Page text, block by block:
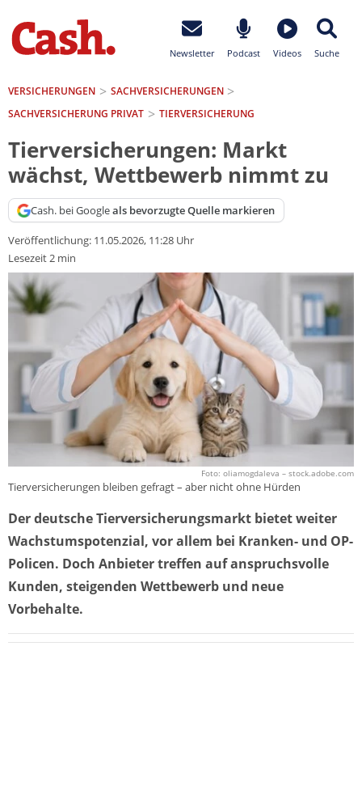
Newsletter Podcast Videos Suche
VERSICHERUNGEN
SACH­VERSICHERUNGEN
SACHVERSICHERUNG PRIVAT
TIERVERSICHERUNG
Tierversicherungen: Markt
wächst, Wettbewerb nimmt zu
Cash. bei Googleals bevorzugte Quelle markieren
Veröffentlichung: 11.05.2026, 11:28 Uhr
Lesezeit 2 min
Foto: oliamogdaleva – stock.adobe.com
Tierversicherungen bleiben gefragt – aber nicht ohne Hürden
Der deutsche Tierversicherungsmarkt bietet weiter
Wachstumspotenzial, vor allem bei Kranken- und OP-
Policen. Doch Anbieter treffen auf anspruchsvolle
Kunden, steigenden Wettbewerb und neue
Vorbehalte.